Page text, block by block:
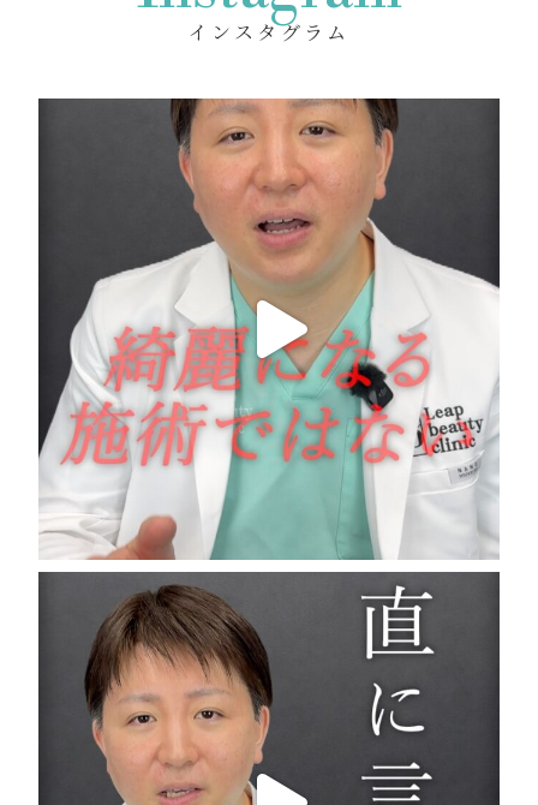
インスタグラム